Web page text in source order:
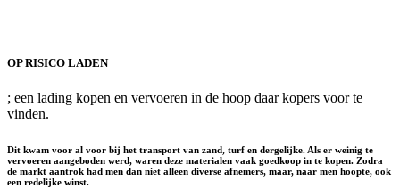
OP RISICO LADEN
; een lading kopen en vervoeren in de hoop daar kopers voor te
vinden.
Dit kwam voor al voor bij het transport van zand, turf en dergelijke. Als er weinig te
vervoeren aangeboden werd, waren deze materialen vaak goedkoop in te kopen. Zodra
de markt aantrok had men dan niet alleen diverse afnemers, maar, naar men hoopte, ook
een redelijke winst.